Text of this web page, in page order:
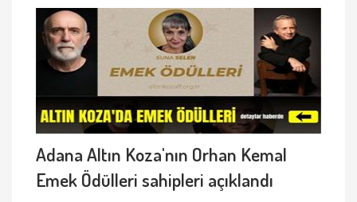
Adana Altın Koza'nın Orhan Kemal
Emek Ödülleri sahipleri açıklandı